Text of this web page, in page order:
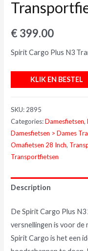
€ 399.00
Spirit Cargo Plus N3
KLIK EN BESTEL
SKU: 2895
Categories:Damesfietsen,
Damesfietsen > Dames
Omafietsen 28 Inch,
Transportfietsen
Description
De Spirit Cargo Plus
versnellingen is voor
Spirit Cargo is het een